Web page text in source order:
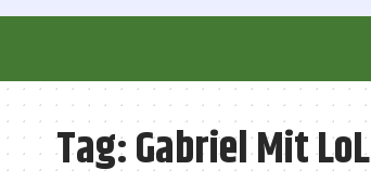
Tag:Gabriel Mit LoL